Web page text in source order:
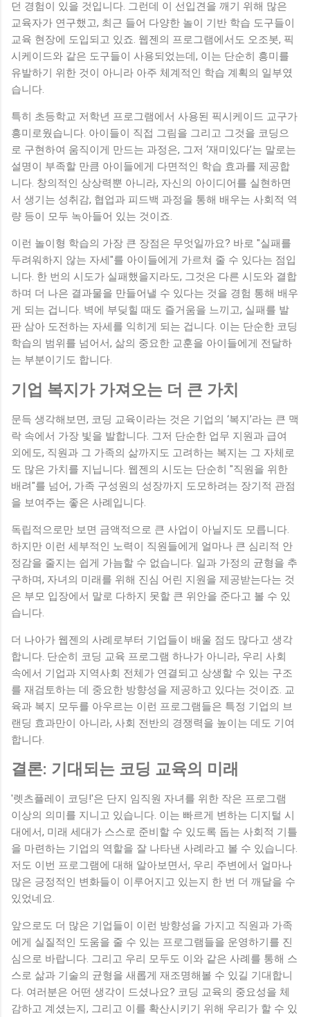
던 경험이 있을 것입니다. 그런데 이 선입견을 깨기 위해 많은
교육자가 연구했고, 최근 들어 다양한 놀이 기반 학습 도구들이
교육 현장에 도입되고 있죠. 웹젠의 프로그램에서도 오조봇, 픽
시케이드와 같은 도구들이 사용되었는데, 이는 단순히 흥미를
유발하기 위한 것이 아니라 아주 체계적인 학습 계획의 일부였
습니다.
특히 초등학교 저학년 프로그램에서 사용된 픽시케이드 교구가
흥미로웠습니다. 아이들이 직접 그림을 그리고 그것을 코딩으
로 구현하여 움직이게 만드는 과정은, 그저 ‘재미있다’는 말로는
설명이 부족할 만큼 아이들에게 다면적인 학습 효과를 제공합
니다. 창의적인 상상력뿐 아니라, 자신의 아이디어를 실현하면
서 생기는 성취감, 협업과 피드백 과정을 통해 배우는 사회적 역
량 등이 모두 녹아들어 있는 것이죠.
이런 놀이형 학습의 가장 큰 장점은 무엇일까요? 바로 "실패를
두려워하지 않는 자세"를 아이들에게 가르쳐 줄 수 있다는 점입
니다. 한 번의 시도가 실패했을지라도, 그것은 다른 시도와 결합
하며 더 나은 결과물을 만들어낼 수 있다는 것을 경험 통해 배우
게 되는 겁니다. 벽에 부딪힐 때도 즐거움을 느끼고, 실패를 발
판 삼아 도전하는 자세를 익히게 되는 겁니다. 이는 단순한 코딩
학습의 범위를 넘어서, 삶의 중요한 교훈을 아이들에게 전달하
는 부분이기도 합니다.
기업 복지가 가져오는 더 큰 가치
문득 생각해보면, 코딩 교육이라는 것은 기업의 ‘복지’라는 큰 맥
락 속에서 가장 빛을 발합니다. 그저 단순한 업무 지원과 급여
외에도, 직원과 그 가족의 삶까지도 고려하는 복지는 그 자체로
도 많은 가치를 지닙니다. 웹젠의 시도는 단순히 "직원을 위한
배려"를 넘어, 가족 구성원의 성장까지 도모하려는 장기적 관점
을 보여주는 좋은 사례입니다.
독립적으로만 보면 금액적으로 큰 사업이 아닐지도 모릅니다.
하지만 이런 세부적인 노력이 직원들에게 얼마나 큰 심리적 안
정감을 줄지는 쉽게 가늠할 수 없습니다. 일과 가정의 균형을 추
구하며, 자녀의 미래를 위해 진심 어린 지원을 제공받는다는 것
은 부모 입장에서 말로 다하지 못할 큰 위안을 준다고 볼 수 있
습니다.
더 나아가 웹젠의 사례로부터 기업들이 배울 점도 많다고 생각
합니다. 단순히 코딩 교육 프로그램 하나가 아니라, 우리 사회
속에서 기업과 지역사회 전체가 연결되고 상생할 수 있는 구조
를 재검토하는 데 중요한 방향성을 제공하고 있다는 것이죠. 교
육과 복지 모두를 아우르는 이런 프로그램들은 특정 기업의 브
랜딩 효과만이 아니라, 사회 전반의 경쟁력을 높이는 데도 기여
합니다.
결론: 기대되는 코딩 교육의 미래
'렛츠플레이 코딩!'은 단지 임직원 자녀를 위한 작은 프로그램
이상의 의미를 지니고 있습니다. 이는 빠르게 변하는 디지털 시
대에서, 미래 세대가 스스로 준비할 수 있도록 돕는 사회적 기틀
을 마련하는 기업의 역할을 잘 나타낸 사례라고 볼 수 있습니다.
저도 이번 프로그램에 대해 알아보면서, 우리 주변에서 얼마나
많은 긍정적인 변화들이 이루어지고 있는지 한 번 더 깨달을 수
있었네요.
앞으로도 더 많은 기업들이 이런 방향성을 가지고 직원과 가족
에게 실질적인 도움을 줄 수 있는 프로그램들을 운영하기를 진
심으로 바랍니다. 그리고 우리 모두도 이와 같은 사례를 통해 스
스로 삶과 기술의 균형을 새롭게 재조명해볼 수 있길 기대합니
다. 여러분은 어떤 생각이 드셨나요? 코딩 교육의 중요성을 체
감하고 계셨는지, 그리고 이를 확산시키기 위해 우리가 할 수 있